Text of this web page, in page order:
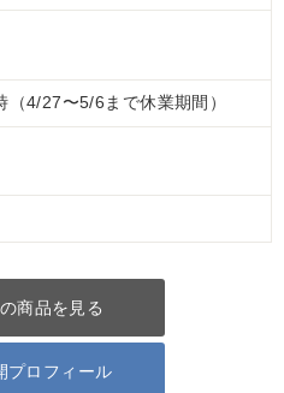
（4/27〜5/6まで休業期間）
商品を見る
プロフィール